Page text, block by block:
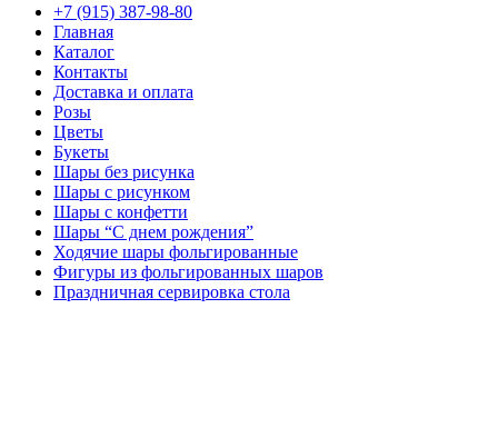
+7 (915) 387-98-80
Главная
Каталог
Контакты
Доставка и оплата
Розы
Цветы
Букеты
Шары без рисунка
Шары с рисунком
Шары с конфетти
Шары “С днем рождения”
Ходячие шары фольгированные
Фигуры из фольгированных шаров
Праздничная сервировка стола